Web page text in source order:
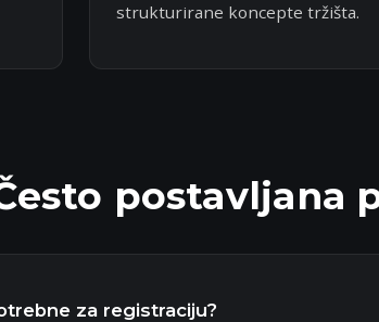
strukturirane koncepte tržišta.
postavljana
za registraciju?